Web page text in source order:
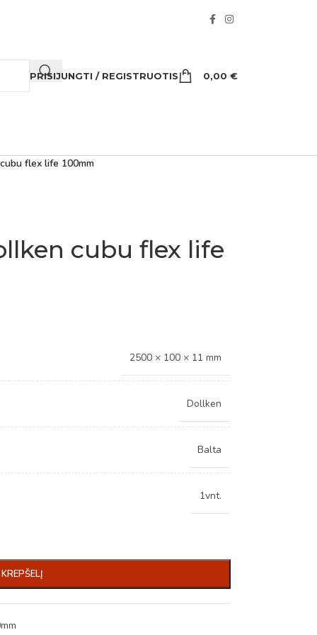
PRISIJUNGTI / REGISTRUOTIS 0,00 €
flex life 100mm
cubu flex life
2500 × 100 × 11 mm
Dollken
Balta
1vnt.